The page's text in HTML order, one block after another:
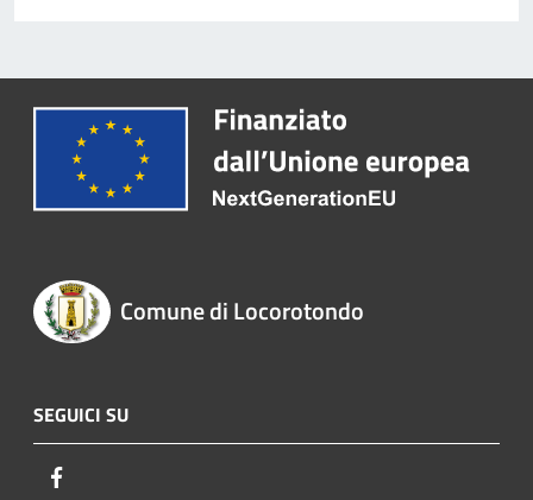
Comune di Locorotondo
SEGUICI SU